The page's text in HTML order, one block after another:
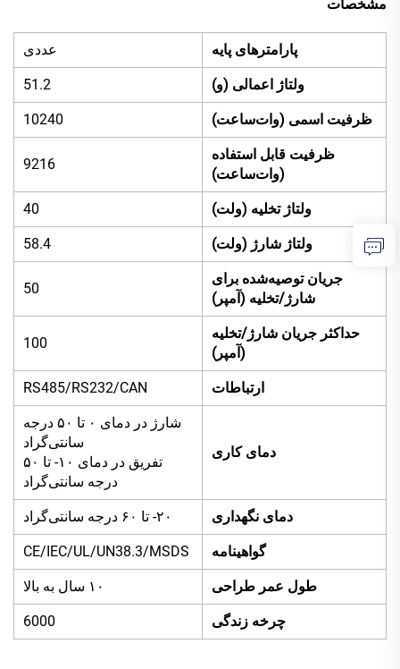
مشخصات
پارامترهای پایه عددی
ولتاژ اعمالی (و) 51.2
ظرفیت اسمی (وات‌ساعت) 10240
ظرفیت قابل استفاده
(وات‌ساعت)
9216
ولتاژ تخلیه (ولت) 40
ولتاژ شارژ (ولت) 58.4
جریان توصیه‌شده برای
شارژ/تخلیه (آمپر)
50
حداکثر جریان شارژ/تخلیه
(آمپر)
100
ارتباطات RS485/RS232/CAN
دمای کاری
شارژ در دمای ۰ تا ۵۰ درجه
سانتی‌گراد
تفریق در دمای ۱۰- تا ۵۰
درجه سانتی‌گراد
دمای نگهداری ۲۰- تا ۶۰ درجه سانتی‌گراد
گواهینامه CE/IEC/UL/UN38.3/MSDS
طول عمر طراحی ۱۰ سال به بالا
چرخه زندگی 6000